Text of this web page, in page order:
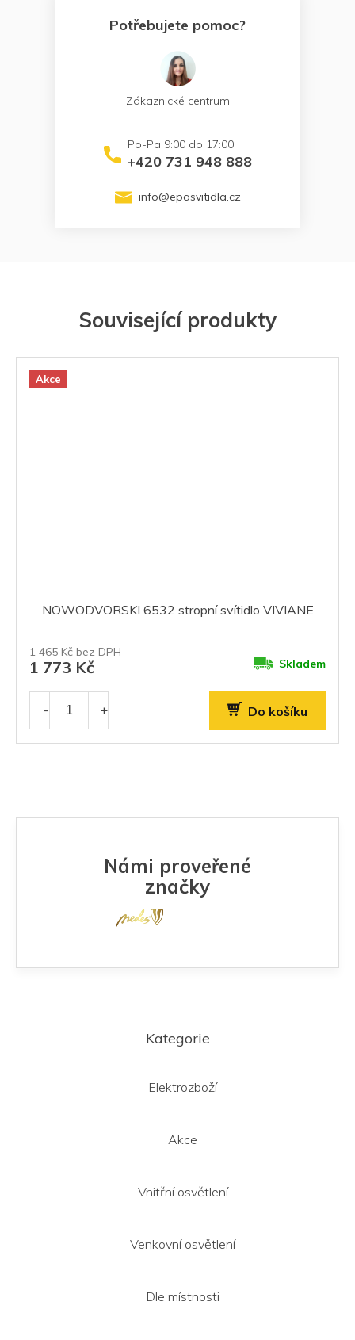
Související produkty
Akce
NOWODVORSKI 6532 stropní svítidlo VIVIANE
1 465 Kč bez DPH
1 773 Kč Skladem
Do košíku
Potřebujete pomoc?
Zákaznické centrum
+420 731 948 888
info@epasvitidla.cz
Námi proveřené
značky
Kategorie
Elektrozboží
Akce
Vnitřní osvětlení
Venkovní osvětlení
Dle místnosti